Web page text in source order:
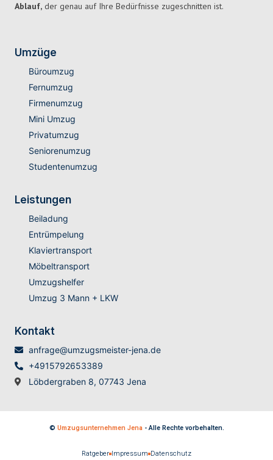
Ablauf, der genau auf Ihre Bedürfnisse zugeschnitten ist.
Umzüge
Büroumzug
Fernumzug
Firmenumzug
Mini Umzug
Privatumzug
Seniorenumzug
Studentenumzug
Leistungen
Beiladung
Entrümpelung
Klaviertransport
Möbeltransport
Umzugshelfer
Umzug 3 Mann + LKW
Kontakt
anfrage@umzugsmeister-jena.de
+4915792653389
Löbdergraben 8, 07743 Jena
© Umzugsunternehmen Jena- Alle Rechte vorbehalten.
Ratgeber Impressum Datenschutz